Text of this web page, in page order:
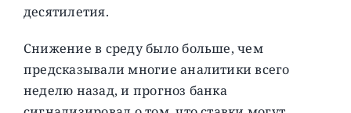
десятилетия.
Снижение в среду было больше, чем
предсказывали многие аналитики всего
неделю назад, и прогноз банка